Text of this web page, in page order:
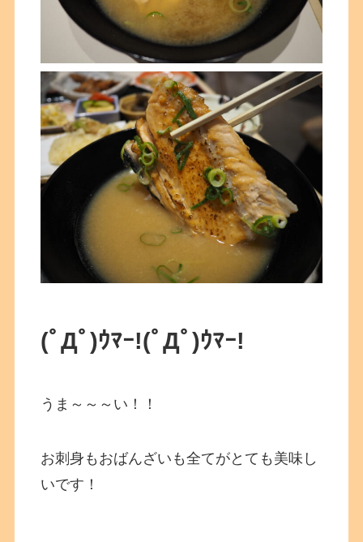
(ﾟДﾟ)ｳﾏｰ!(ﾟДﾟ)ｳﾏｰ!
うま～～～い！！
お刺身もおばんざいも全てがとても美味し
いです！